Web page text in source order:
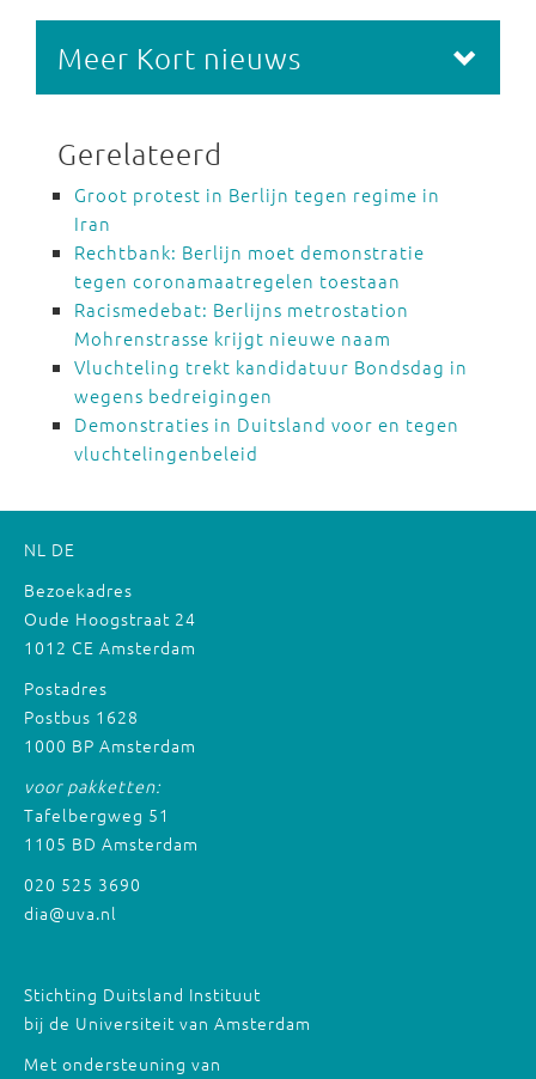
Meer Kort nieuws
Gerelateerd
Groot protest in Berlijn tegen regime in
Iran
Rechtbank: Berlijn moet demonstratie
tegen coronamaatregelen toestaan
Racismedebat: Berlijns metrostation
Mohrenstrasse krijgt nieuwe naam
Vluchteling trekt kandidatuur Bondsdag in
wegens bedreigingen
Demonstraties in Duitsland voor en tegen
vluchtelingenbeleid
NL DE
Bezoekadres
Oude Hoogstraat 24
1012 CE Amsterdam
Postadres
Postbus 1628
1000 BP Amsterdam
voor pakketten:
Tafelbergweg 51
1105 BD Amsterdam
020 525 3690
dia@uva.nl
Stichting Duitsland Instituut
bij de Universiteit van Amsterdam
Met ondersteuning van